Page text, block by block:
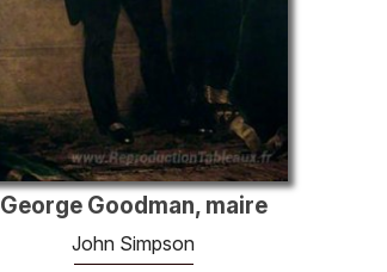
George Goodman, maire
John Simpson